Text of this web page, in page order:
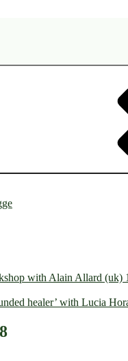
with Alain Allard (uk)
healer’ with Lucia